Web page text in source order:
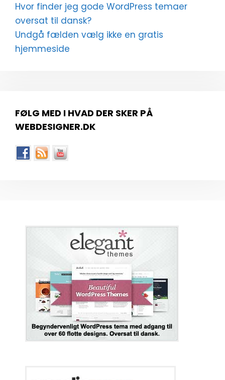
Hvor finder jeg gode WordPress temaer
oversat til dansk?
Undgå fælden vælg ikke en gratis
hjemmeside
FØLG MED I HVAD DER SKER PÅ
WEBDESIGNER.DK